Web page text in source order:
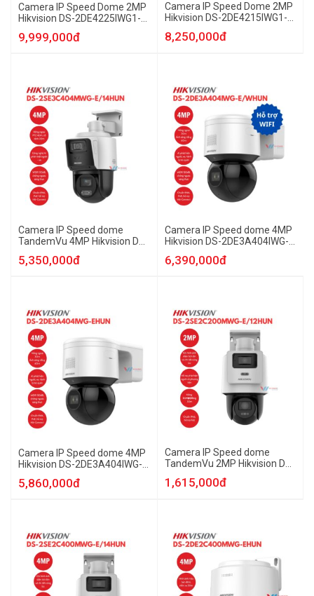
Camera IP Speed Dome 2MP
Hikvision DS-2DE4225IWG1-
9,999,000đ
Camera IP Speed Dome 2MP
Hikvision DS-2DE4215IWG1-
8,250,000đ
Camera IP Speed dome
TandemVu 4MP Hikvision DS-
5,350,000đ
Camera IP Speed dome 4MP
Hikvision DS-2DE3A404IWG-
6,390,000đ
Camera IP Speed dome 4MP
Hikvision DS-2DE3A404IWG-
5,860,000đ
Camera IP Speed dome
TandemVu 2MP Hikvision DS-
1,615,000đ